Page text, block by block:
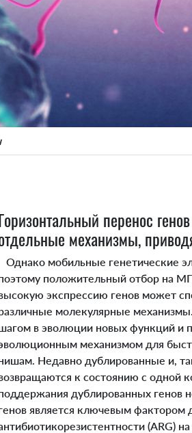
перенос
механизмы,
Однако мобильные генетические
положительный отбор на
экспрессию генов может
молекулярные
в эволюции новых функций и
механизмом для
Недавно дублированные и,
к состоянию с одной
дублированных генов
является ключевым фактором
(ARG)